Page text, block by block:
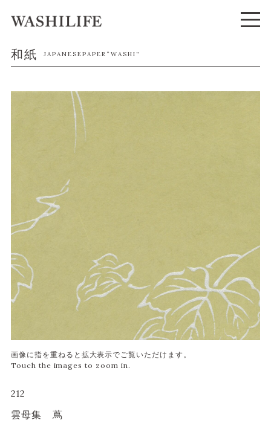
和紙 JAPANESEPAPER“WASHI”
212
雲母集 蔦